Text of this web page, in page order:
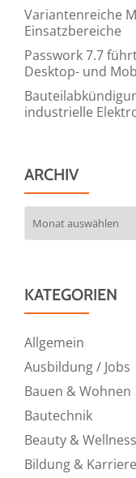
Variantenreiche
Einsatzbereiche
Passwork 7.7
Desktop- und
industrielle
ARCHIV
KATEGORIEN
Allgemein
Ausbildung / Jobs
Bauen & Wohnen
Bautechnik
Beauty & Wellness
Bildung & Karriere